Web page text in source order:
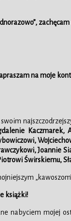
na moje
Joannie
Świrskiemu,
książki!
nabyciem mojej